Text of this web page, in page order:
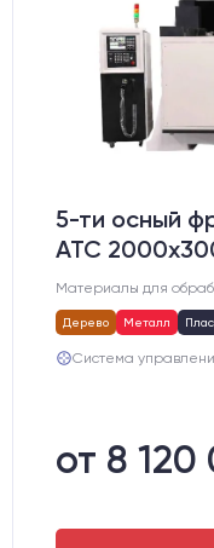
5-ти осный
АТС
Материалы для
Дерево Металл
Система
от 8